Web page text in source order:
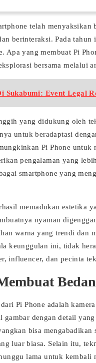
telah menyaksikan
berinteraksi. Pada
Apa yang membuat Pi
bersama melalui
Event Legal
yang didukung oleh
untuk beradaptasi
Pi Phone untuk
pengalaman yang
smartphone yang
memadukan estetika
nyaman
warna yang trendi dan
keunggulan ini, tidak
influencer, dan pecinta
Pi Phone adalah
dengan detail
bisa mengabadikan
luar biasa. Selain itu,
lama untuk kembali